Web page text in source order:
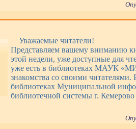
Уважаемые читатели!
Представляем вашему вниманию
этой недели, уже доступные для
уже есть в библиотеках МАУК
знакомства со своими читателями.
библиотеках Муниципальной
библиотечной системы г. Кемерово